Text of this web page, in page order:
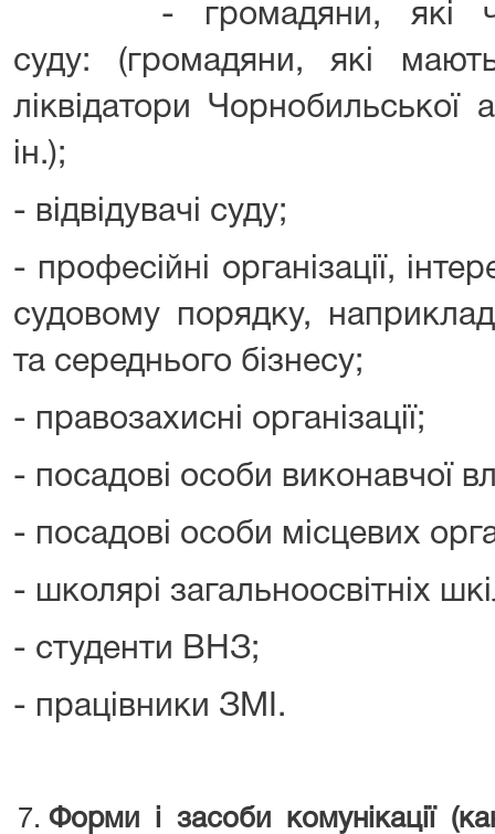
- громадяни, які
суду: (громадяни, які
ліквідатори Чорнобильської
ін.);
- відвідувачі суду;
- професійні організації,
судовому порядку,
та середнього бізнесу;
- правозахисні організації;
- посадові особи виконавчої
- посадові особи місцевих
- школярі загальноосвітніх
- студенти ВНЗ;
- працівники ЗМІ.
Форми і засоби комунікації